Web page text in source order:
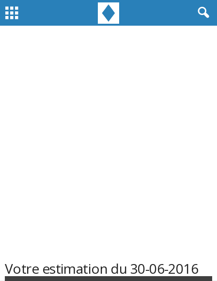
Votre estimation du 30-06-2016